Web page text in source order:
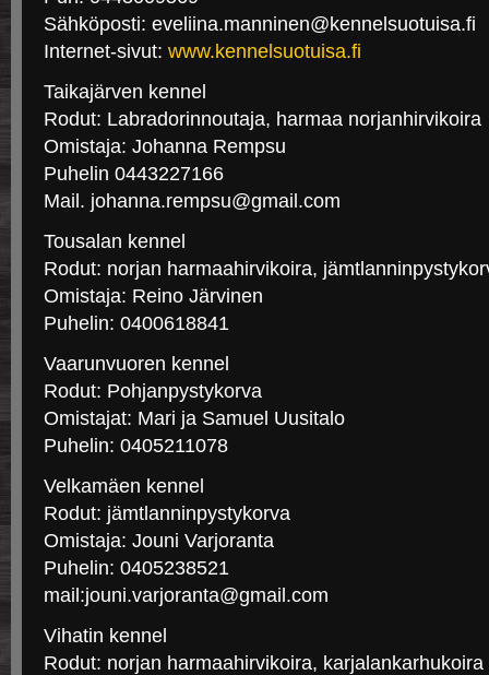
Sähköposti: eveliina.manninen@kennelsuotuisa.fi
Internet-sivut: www.kennelsuotuisa.fi
Taikajärven kennel
Rodut: Labradorinnoutaja, harmaa norjanhirvikoira
Omistaja: Johanna Rempsu
Puhelin 0443227166
Mail. johanna.rempsu@gmail.com
Tousalan kennel
Rodut: norjan harmaahirvikoira,
Omistaja: Reino Järvinen
Puhelin: 0400618841
Vaarunvuoren kennel
Rodut: Pohjanpystykorva
Omistajat: Mari ja Samuel Uusitalo
Puhelin: 0405211078
Velkamäen kennel
Rodut: jämtlanninpystykorva
Omistaja: Jouni Varjoranta
Puhelin: 0405238521
mail:jouni.varjoranta@gmail.com
Vihatin kennel
Rodut: norjan harmaahirvikoira, karjalankarhukoira